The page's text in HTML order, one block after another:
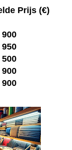
Prijs (€)
900
950
500
900
900